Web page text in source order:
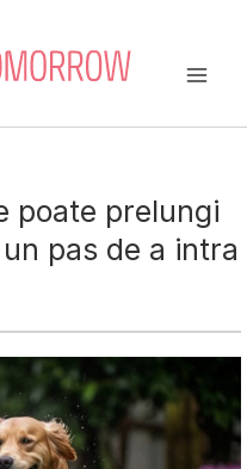
poate prelungi
pas de a intra